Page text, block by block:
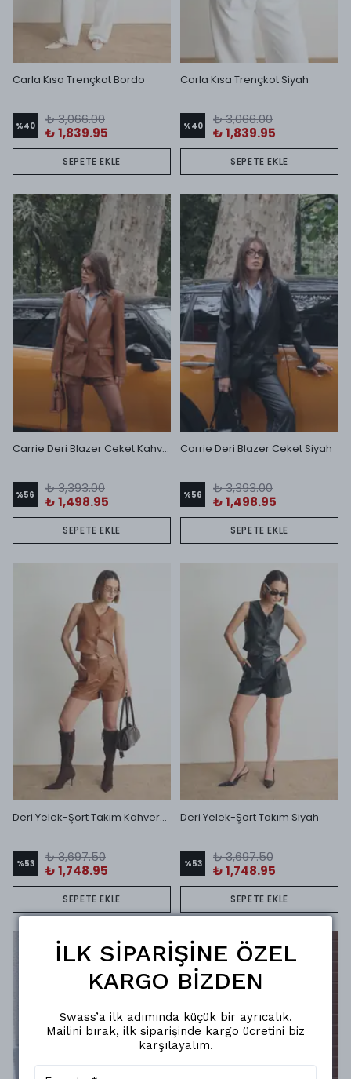
Carla Kısa Trençkot Bordo
%40
₺ 3,066.00
₺ 1,839.95
SEPETE EKLE
Carla Kısa Trençkot Siyah
%40
₺ 3,066.00
₺ 1,839.95
SEPETE EKLE
Carrie Deri Blazer Ceket Kahverengi
%56
₺ 3,393.00
₺ 1,498.95
SEPETE EKLE
Carrie Deri Blazer Ceket Siyah
%56
₺ 3,393.00
₺ 1,498.95
SEPETE EKLE
Deri Yelek-Şort Takım Kahverengi
%53
₺ 3,697.50
₺ 1,748.95
SEPETE EKLE
Deri Yelek-Şort Takım Siyah
%53
₺ 3,697.50
₺ 1,748.95
SEPETE EKLE
İLK SİPARİŞİNE ÖZEL
KARGO BİZDEN
Swass’a ilk adımında küçük bir ayrıcalık.
Mailini bırak, ilk siparişinde kargo ücretini biz
karşılayalım.